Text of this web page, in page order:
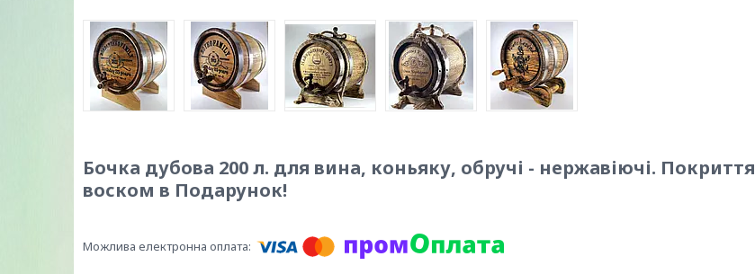
Бочка дубова 200 л. для вина, коньяку, обручі - нержавіючі. Покриття
воском в Подарунок!